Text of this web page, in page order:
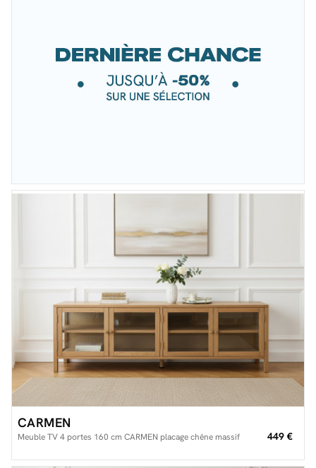
CARMEN
Meuble TV 4 portes 160 cm CARMEN placage chêne massif 449 €